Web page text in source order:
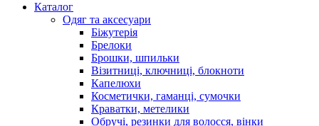
Каталог
Oдяг та аксесуари
Біжутерія
Брелоки
Брошки, шпильки
Візитниці, ключниці, блокноти
Капелюхи
Косметички, гаманці, сумочки
Краватки, метелики
Обручі, резинки для волосся, вінки